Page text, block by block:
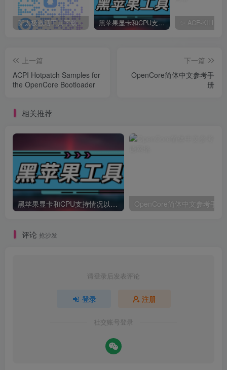
新太极激活工具下载/教程/充值/开户(QQ交流群号749113977) 黑苹果显卡和CPU支持情况以及购买硬件防踩坑指南
上一篇
ACPI Hotpatch Samples for
the OpenCore Bootloader
下一篇
OpenCore简体中文参考手
册
相关推荐
黑苹果显卡和CPU支持情况以及购买硬件防踩坑指南 OpenCore简体中文参考手册
评论 抢沙发
请登录后发表评论
登录 注册
社交账号登录